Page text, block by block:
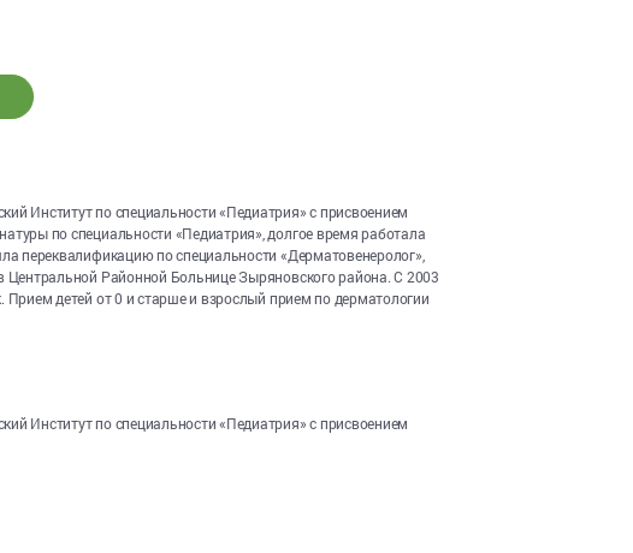
Институт по специальности «Педиатрия» с присвоением
по специальности «Педиатрия», долгое время работала
переквалификацию по специальности «Дерматовенеролог»,
Центральной Районной Больнице Зыряновского района. С 2003
детей от 0 и старше и взрослый прием по дерматологии
Институт по специальности «Педиатрия» с присвоением